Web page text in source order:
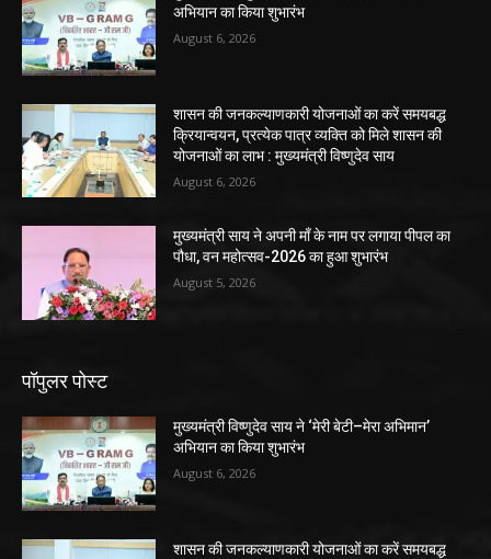
अभियान का किया शुभारंभ
August 6, 2026
शासन की जनकल्याणकारी योजनाओं का करें समयबद्ध
क्रियान्वयन, प्रत्येक पात्र व्यक्ति को मिले शासन की
योजनाओं का लाभ : मुख्यमंत्री विष्णुदेव साय
August 6, 2026
मुख्यमंत्री साय ने अपनी माँ के नाम पर लगाया पीपल का
पौधा, वन महोत्सव-2026 का हुआ शुभारंभ
August 5, 2026
पॉपुलर पोस्ट
मुख्यमंत्री विष्णुदेव साय ने ‘मेरी बेटी–मेरा अभिमान’
अभियान का किया शुभारंभ
August 6, 2026
शासन की जनकल्याणकारी योजनाओं का करें समयबद्ध